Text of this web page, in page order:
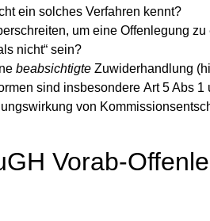
ein solches Verfahren kennt?
um eine Offenlegung
nicht“ sein?
beabsichtigte Zuwiderhandlung
sind insbesondere Art 5 Abs 1
von
Vorab-